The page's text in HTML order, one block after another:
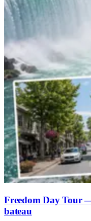
Freedom Day Tour
bateau